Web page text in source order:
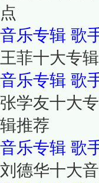
点
音乐专辑 歌
王菲十大专
音乐专辑 歌
张学友十大
辑推荐
音乐专辑 歌
刘德华十大